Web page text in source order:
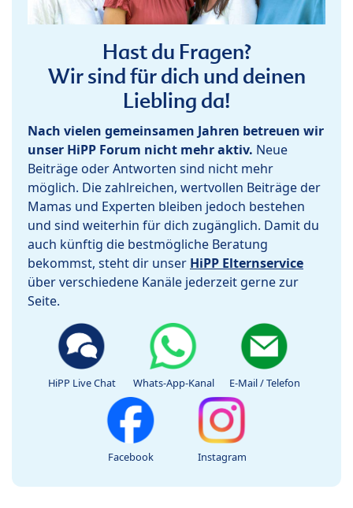
Hast du Fragen?
Wir sind für dich und deinen
Liebling da!
Nach vielen gemeinsamen Jahren betreuen wir
unser HiPP Forum nicht mehr aktiv. Neue
Beiträge oder Antworten sind nicht mehr
möglich. Die zahlreichen, wertvollen Beiträge der
Mamas und Experten bleiben jedoch bestehen
und sind weiterhin für dich zugänglich. Damit du
auch künftig die bestmögliche Beratung
bekommst, steht dir unser HiPP Elternservice
über verschiedene Kanäle jederzeit gerne zur
Seite.
HiPP Live Chat Whats-App-Kanal E-Mail / Telefon
Facebook Instagram